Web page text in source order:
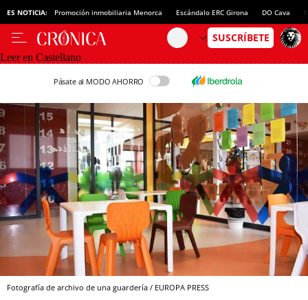
ES NOTICIA: Promoción inmobiliaria Menorca Escándalo ERC Girona DO Cava
Leer en Castellano
Pásate al MODO AHORRO
Fotografía de archivo de una guardería / EUROPA PRESS